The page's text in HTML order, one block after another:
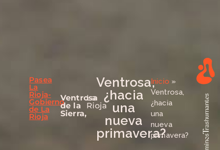
Pasea
La
Rioja-
Gobierno
de La
Rioja
Ventrosa
de la
Sierra,
La
Rioja
Ventrosa,
¿hacia
una
nueva
primavera?
Inicio »
Ventrosa,
¿hacia
una
nueva
primavera?